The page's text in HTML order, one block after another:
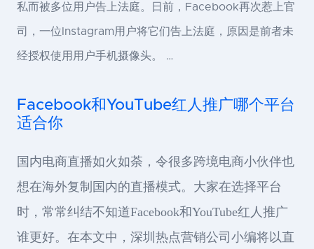
私而被多位用户告上法庭。日前，Facebook再次惹上官
司，一位Instagram用户将它们告上法庭，原因是前者未
经授权使用用户手机摄像头。 …
Facebook和YouTube红人推广哪个平台
适合你
国内电商直播如火如荼，令很多跨境电商小伙伴也
想在海外复制国内的直播模式。大家在选择平台
时，常常纠结不知道Facebook和YouTube红人推广
谁更好。在本文中，深圳热点营销公司小编将以直